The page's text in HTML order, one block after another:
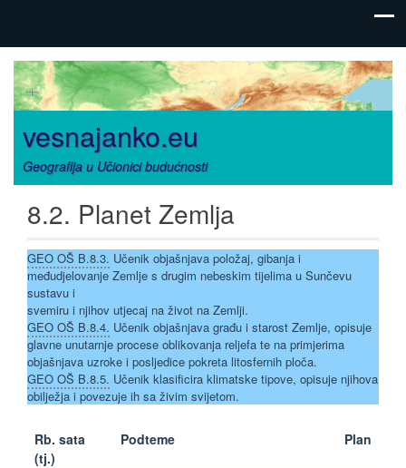
vesnajanko.eu
Geografija u Učionici budućnosti
8.2. Planet Zemlja
GEO OŠ B.8.3. Učenik objašnjava položaj, gibanja i
međudjelovanje Zemlje s drugim nebeskim tijelima u Sunčevu
sustavu i
svemiru i njihov utjecaj na život na Zemlji.
GEO OŠ B.8.4. Učenik objašnjava građu i starost Zemlje, opisuje
glavne unutarnje procese oblikovanja reljefa te na primjerima
objašnjava uzroke i posljedice pokreta litosfernih ploča.
GEO OŠ B.8.5. Učenik klasificira klimatske tipove, opisuje njihova
obilježja i povezuje ih sa živim svijetom.
Rb. sata
(tj.)
Podteme Plan